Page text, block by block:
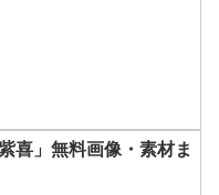
喜」無料画像・素材ま